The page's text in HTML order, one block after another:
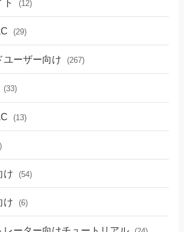
(12)
(29)
ユーザー向け (267)
(33)
(13)
け (54)
け (6)